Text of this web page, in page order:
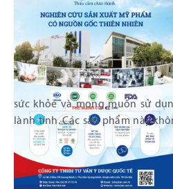
sức khỏe và mong muốn sử
lành tính. Các sản phẩm này